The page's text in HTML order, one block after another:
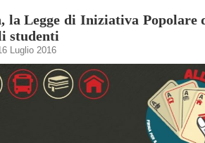
la Legge di Iniziativa Popolare
studenti
Luglio 2016